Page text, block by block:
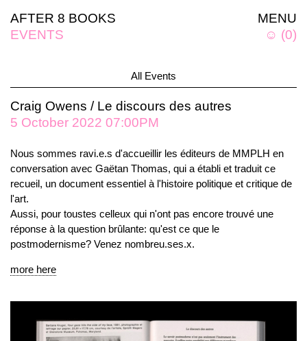
MENU
☺ (0)
AFTER 8 BOOKS
EVENTS
All Events
Craig Owens / Le discours des autres
5 October 2022 07:00PM
Nous sommes ravi.e.s d'accueillir les éditeurs de MMPLH en
conversation avec Gaëtan Thomas, qui a établi et traduit ce
recueil, un document essentiel à l'histoire politique et critique de
l'art.
Aussi, pour toustes celleux qui n'ont pas encore trouvé une
réponse à la question brûlante: qu'est ce que le
postmodernisme? Venez nombreu.ses.x.
more here